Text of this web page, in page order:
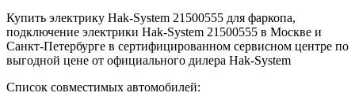
Купить электрику Hak-System 21500555 для фаркопа,
подключение электрики Hak-System 21500555 в Москве и
Санкт-Петербурге в сертифицированном сервисном центре по
выгодной цене от официального дилера Hak-System
Список совместимых автомобилей: